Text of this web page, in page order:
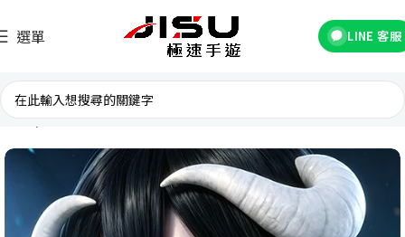
選單 LINE 客服
首頁 台灣遊戲